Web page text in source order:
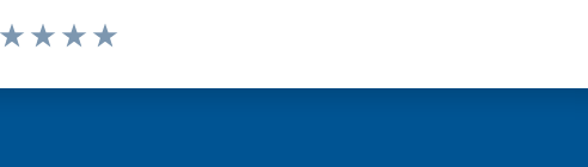
da 1 a 5 stelle la pagina